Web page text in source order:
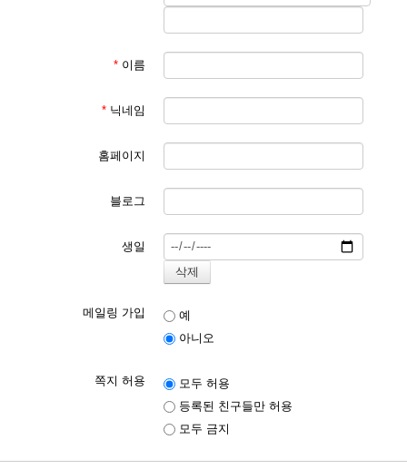
* 이름
* 닉네임
홈페이지
블로그
생일
메일링 가입
예
아니오
쪽지 허용
모두 허용
등록된 친구들만 허용
모두 금지